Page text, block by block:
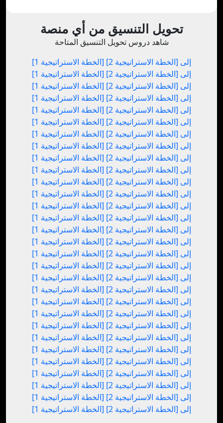
تحويل التنسيق من أي منصة
شاهد دروس تحويل التنسيق المتاحة
[الخطة الاستراتيجية 1] إلى [الخطة الاستراتيجية 2]
[الخطة الاستراتيجية 1] إلى [الخطة الاستراتيجية 2]
[الخطة الاستراتيجية 1] إلى [الخطة الاستراتيجية 2]
[الخطة الاستراتيجية 1] إلى [الخطة الاستراتيجية 2]
[الخطة الاستراتيجية 1] إلى [الخطة الاستراتيجية 2]
[الخطة الاستراتيجية 1] إلى [الخطة الاستراتيجية 2]
[الخطة الاستراتيجية 1] إلى [الخطة الاستراتيجية 2]
[الخطة الاستراتيجية 1] إلى [الخطة الاستراتيجية 2]
[الخطة الاستراتيجية 1] إلى [الخطة الاستراتيجية 2]
[الخطة الاستراتيجية 1] إلى [الخطة الاستراتيجية 2]
[الخطة الاستراتيجية 1] إلى [الخطة الاستراتيجية 2]
[الخطة الاستراتيجية 1] إلى [الخطة الاستراتيجية 2]
[الخطة الاستراتيجية 1] إلى [الخطة الاستراتيجية 2]
[الخطة الاستراتيجية 1] إلى [الخطة الاستراتيجية 2]
[الخطة الاستراتيجية 1] إلى [الخطة الاستراتيجية 2]
[الخطة الاستراتيجية 1] إلى [الخطة الاستراتيجية 2]
[الخطة الاستراتيجية 1] إلى [الخطة الاستراتيجية 2]
[الخطة الاستراتيجية 1] إلى [الخطة الاستراتيجية 2]
[الخطة الاستراتيجية 1] إلى [الخطة الاستراتيجية 2]
[الخطة الاستراتيجية 1] إلى [الخطة الاستراتيجية 2]
[الخطة الاستراتيجية 1] إلى [الخطة الاستراتيجية 2]
[الخطة الاستراتيجية 1] إلى [الخطة الاستراتيجية 2]
[الخطة الاستراتيجية 1] إلى [الخطة الاستراتيجية 2]
[الخطة الاستراتيجية 1] إلى [الخطة الاستراتيجية 2]
[الخطة الاستراتيجية 1] إلى [الخطة الاستراتيجية 2]
[الخطة الاستراتيجية 1] إلى [الخطة الاستراتيجية 2]
[الخطة الاستراتيجية 1] إلى [الخطة الاستراتيجية 2]
[الخطة الاستراتيجية 1] إلى [الخطة الاستراتيجية 2]
[الخطة الاستراتيجية 1] إلى [الخطة الاستراتيجية 2]
[الخطة الاستراتيجية 1] إلى [الخطة الاستراتيجية 2]